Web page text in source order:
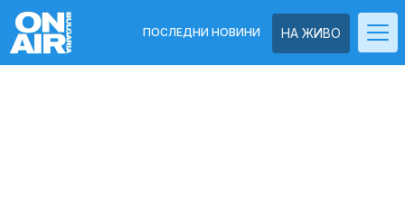
НА ЖИВО
ПОСЛЕДНИ НОВИНИ